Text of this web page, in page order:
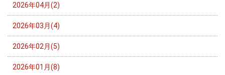
2026年04月(2)
2026年03月(4)
2026年02月(5)
2026年01月(8)